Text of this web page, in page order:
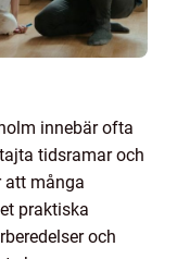
innebär ofta
tidsramar och
att många
praktiska
och